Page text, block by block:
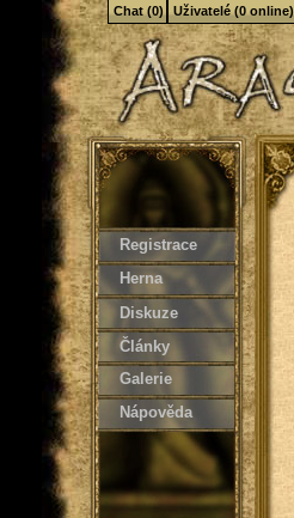
Registrace
Herna
Diskuze
Články
Galerie
Nápověda
Chat (0) Uživatelé (0 online)